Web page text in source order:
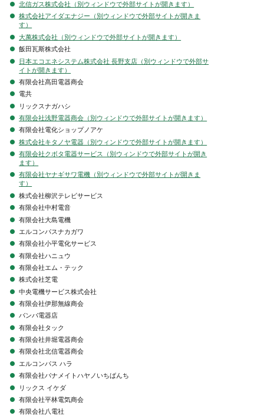
北信ガス株式会社（別ウィンドウで外部サイトが開きます）
株式会社アイダエナジー（別ウィンドウで外部サイトが開きま
す）
大萬株式会社（別ウィンドウで外部サイトが開きます）
飯田瓦斯株式会社
日本エコエネシステム株式会社 長野支店（別ウィンドウで外部サ
イトが開きます）
有限会社髙田電器商会
電共
リックスナガハシ
有限会社浅野電器商会（別ウィンドウで外部サイトが開きます）
有限会社電化ショップノアケ
株式会社キタノヤ電器（別ウィンドウで外部サイトが開きます）
有限会社クボタ電器サービス（別ウィンドウで外部サイトが開き
ます）
有限会社ヤナギサワ電機（別ウィンドウで外部サイトが開きま
す）
株式会社柳沢テレビサービス
有限会社中村電音
有限会社大島電機
エルコンパスナカガワ
有限会社小平電化サービス
有限会社ハニュウ
有限会社エム・テック
株式会社芝電
中央電機サービス株式会社
有限会社伊那無線商会
バンバ電器店
有限会社タック
有限会社井堀電器商会
有限会社北信電器商会
エルコンパス ハラ
有限会社パナメイトハヤノいちばんち
リックス イケダ
有限会社平林電気商会
有限会社八電社